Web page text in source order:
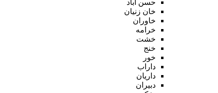
حسن آباد
خان زنیان
خاوران
خرامه
خشت
خنج
خور
داراب
داریان
دبیران